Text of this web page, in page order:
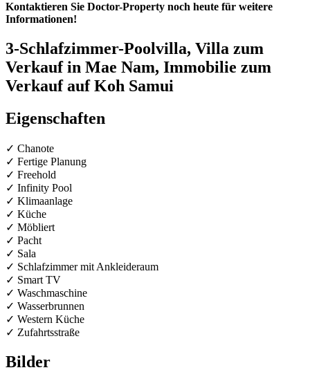
Kontaktieren Sie Doctor-Property noch heute für weitere
Informationen!
3-Schlafzimmer-Poolvilla, Villa zum
Verkauf in Mae Nam, Immobilie zum
Verkauf auf Koh Samui
Eigenschaften
✓ Chanote
✓ Fertige Planung
✓ Freehold
✓ Infinity Pool
✓ Klimaanlage
✓ Küche
✓ Möbliert
✓ Pacht
✓ Sala
✓ Schlafzimmer mit Ankleideraum
✓ Smart TV
✓ Waschmaschine
✓ Wasserbrunnen
✓ Western Küche
✓ Zufahrtsstraße
Bilder